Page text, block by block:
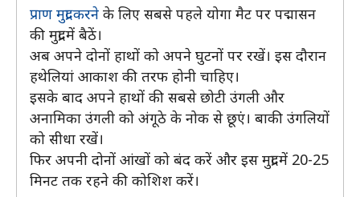
प्राण मुद्रा करने के लिए सबसे पहले योगा मैट पर पद्मासन
की मुद्रा में बैठें।
अब अपने दोनों हाथों को अपने घुटनों पर रखें। इस दौरान
हथेलियां आकाश की तरफ होनी चाहिए।
इसके बाद अपने हाथों की सबसे छोटी उंगली और
अनामिका उंगली को अंगूठे के नोक से छूएं। बाकी उंगलियों
को सीधा रखें।
फिर अपनी दोनों आंखों को बंद करें और इस मुद्रा में 20-25
मिनट तक रहने की कोशिश करें।